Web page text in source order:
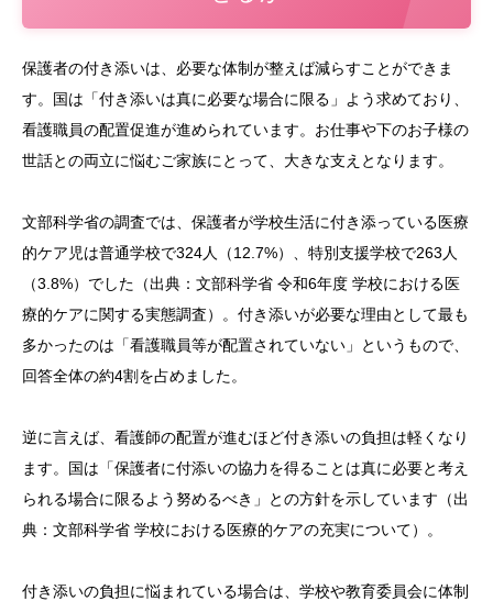
保護者の付き添いは、必要な体制が整えば減らすことができま
す。国は「付き添いは真に必要な場合に限る」よう求めており、
看護職員の配置促進が進められています。お仕事や下のお子様の
世話との両立に悩むご家族にとって、大きな支えとなります。
文部科学省の調査では、保護者が学校生活に付き添っている医療
的ケア児は普通学校で324人（12.7%）、特別支援学校で263人
（3.8%）でした（出典：文部科学省 令和6年度 学校における医
療的ケアに関する実態調査）。付き添いが必要な理由として最も
多かったのは「看護職員等が配置されていない」というもので、
回答全体の約4割を占めました。
逆に言えば、看護師の配置が進むほど付き添いの負担は軽くなり
ます。国は「保護者に付添いの協力を得ることは真に必要と考え
られる場合に限るよう努めるべき」との方針を示しています（出
典：文部科学省 学校における医療的ケアの充実について）。
付き添いの負担に悩まれている場合は、学校や教育委員会に体制